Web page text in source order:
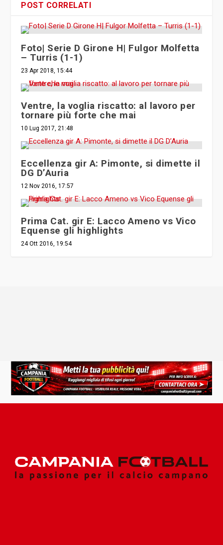
POST CORRELATI
Foto| Serie D Girone H| Fulgor Molfetta
– Turris (1-1)
23 Apr 2018, 15:44
Ventre, la voglia riscatto: al lavoro per
tornare più forte che mai
10 Lug 2017, 21:48
Eccellenza gir A: Pimonte, si dimette il
DG D’Auria
12 Nov 2016, 17:57
Prima Cat. gir E: Lacco Ameno vs Vico
Equense gli highlights
24 Ott 2016, 19:54